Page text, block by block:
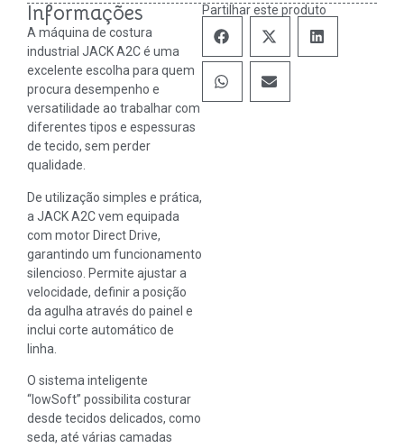
Informações
A máquina de costura
industrial JACK A2C é uma
excelente escolha para quem
procura desempenho e
versatilidade ao trabalhar com
diferentes tipos e espessuras
de tecido, sem perder
qualidade.
De utilização simples e prática,
a JACK A2C vem equipada
com motor Direct Drive,
garantindo um funcionamento
silencioso. Permite ajustar a
velocidade, definir a posição
da agulha através do painel e
inclui corte automático de
linha.
O sistema inteligente
“lowSoft” possibilita costurar
desde tecidos delicados, como
seda, até várias camadas
Partilhar este produto